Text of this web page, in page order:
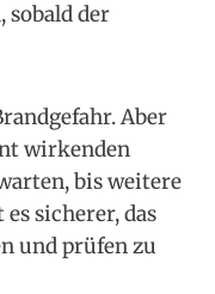
sobald der
Aber
wirkenden
bis weitere
sicherer, das
und prüfen zu